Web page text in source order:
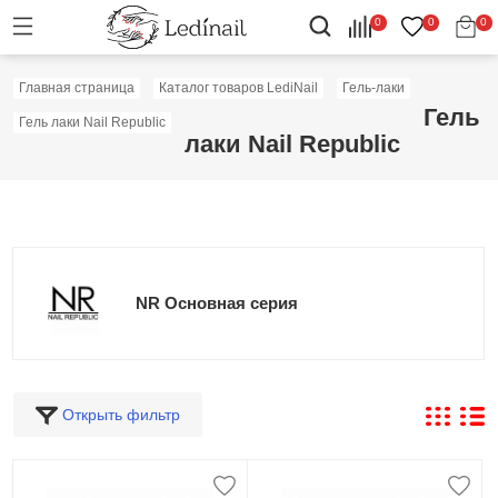
0 0 0
Главная страница Каталог товаров LediNail Гель-лаки
Гель лаки Nail Republic
Гель
лаки Nail Republic
NR Основная серия
Открыть фильтр